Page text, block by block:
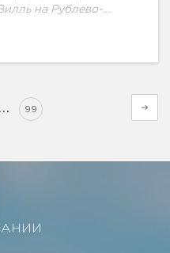
на Рублево-
выполненный в
… 99